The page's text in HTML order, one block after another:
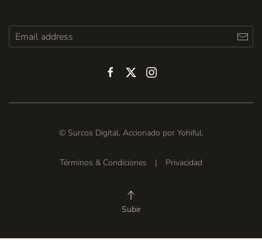
© Surcos Digital. Accionado por Yohiful.
Términos & Condiciones | Privacidad
Subir